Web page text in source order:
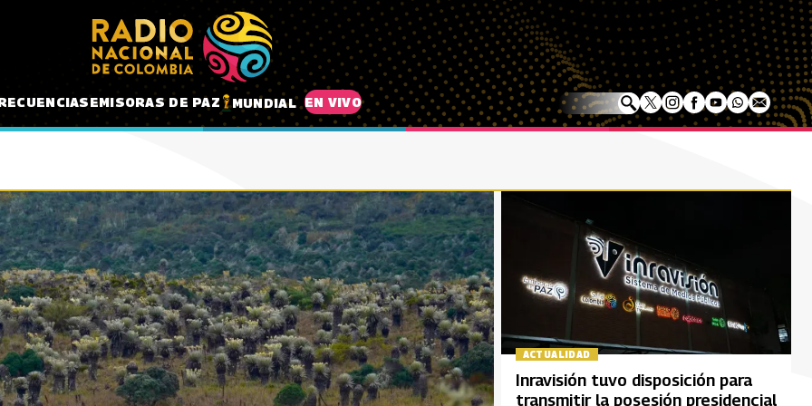
EMISORAS DE PAZ MUNDIAL EN VIVO
ACTUALIDAD
Inravisión tuvo disposición para
transmitir la posesión presidencial